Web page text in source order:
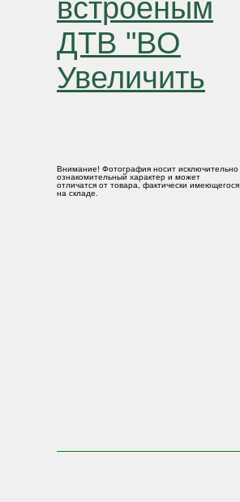
Увеличить
Внимание! Фотография носит исключительно
ознакомительный характер и может
отличатся от товара, фактически имеющегося
на складе.